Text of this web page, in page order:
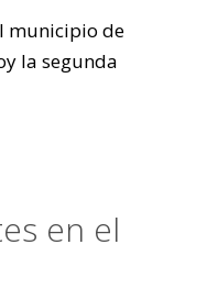
municipio de
la segunda
en el